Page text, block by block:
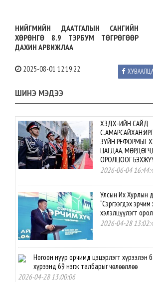
НИЙГМИЙН ДААТГАЛЫН САНГИЙН
ХӨРӨНГӨ 8.9 ТЭРБУМ ТӨГРӨГӨӨР
ДАХИН АРВИЖЛАА
2025-08-01 12:19:22
ШИНЭ МЭДЭЭ
ХЗДХ-ИЙН САЙД
ЗҮЙН РЕФОРМЫГ
ЦАГДАА,
ОРОЛЦООГ
2026-06-04
Улсын Их Хурлын
“Сэргээгдэх эрчим
хэлэлцүүлэгт
2026-04-28
Ногоон нуур орчимд цэцэрлэгт хүрээлэн
хүрээнд 69 нэгж талбарыг чөлөөллөө
2026-04-28 13:00:06